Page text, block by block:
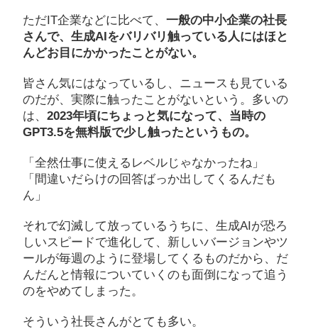
ただIT企業などに比べて、一般の中小企業の社長
さんで、生成AIをバリバリ触っている人にはほと
んどお目にかかったことがない。
皆さん気にはなっているし、ニュースも見ている
のだが、実際に触ったことがないという。多いの
は、2023年頃にちょっと気になって、当時の
GPT3.5を無料版で少し触ったというもの。
「全然仕事に使えるレベルじゃなかったね」
「間違いだらけの回答ばっか出してくるんだも
ん」
それで幻滅して放っているうちに、生成AIが恐ろ
しいスピードで進化して、新しいバージョンやツ
ールが毎週のように登場してくるものだから、だ
んだんと情報についていくのも面倒になって追う
のをやめてしまった。
そういう社長さんがとても多い。